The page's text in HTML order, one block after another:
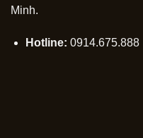
Minh.
Hotline: 0914.675.888